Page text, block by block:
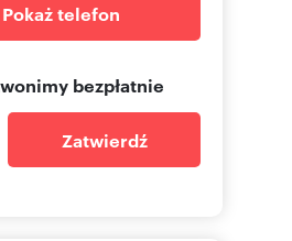
Pokaż telefon
bezpłatnie
Zatwierdź